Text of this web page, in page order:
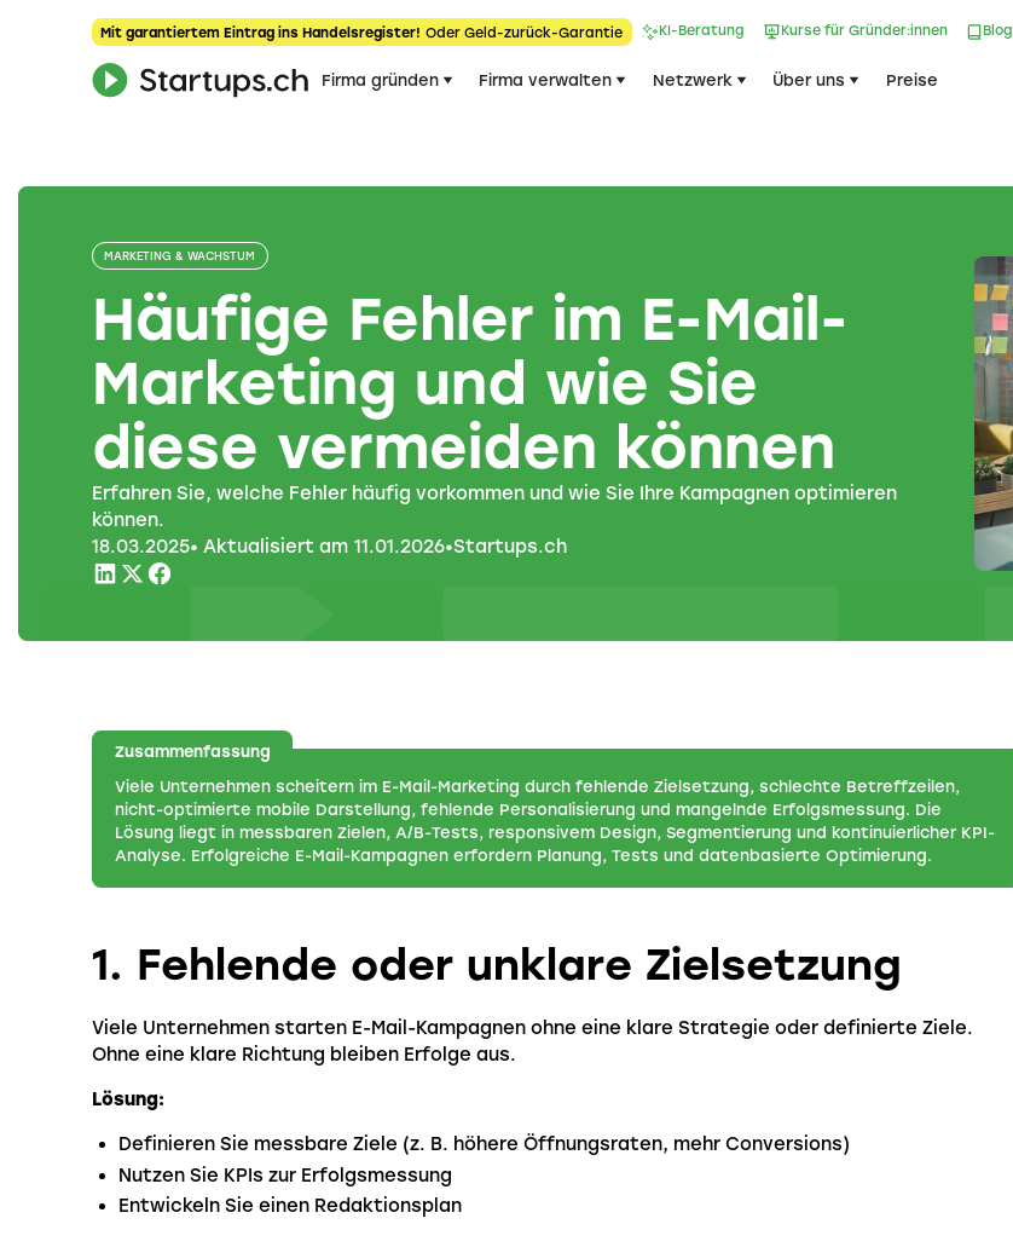
Mit garantiertem Eintrag ins Handelsregister! Oder Geld-zurück-Garantie​ KI-Beratung Kurse für Gründer:innen Blog
Firma gründen Firma verwalten Netzwerk Über uns Preise
MARKETING & WACHSTUM
Häufige Fehler im E-Mail-
Marketing und wie Sie
diese vermeiden können
Erfahren Sie, welche Fehler häufig vorkommen und wie Sie Ihre Kampagnen optimieren
können.
18.03.2025• Aktualisiert am 11.01.2026•Startups.ch
Zusammenfassung
Viele Unternehmen scheitern im E-Mail-Marketing durch fehlende Zielsetzung, schlechte Betreffzeilen,
nicht-optimierte mobile Darstellung, fehlende Personalisierung und mangelnde Erfolgsmessung. Die
Lösung liegt in messbaren Zielen, A/B-Tests, responsivem Design, Segmentierung und kontinuierlicher KPI-
Analyse. Erfolgreiche E-Mail-Kampagnen erfordern Planung, Tests und datenbasierte Optimierung.
1. Fehlende oder unklare Zielsetzung
Viele Unternehmen starten E-Mail-Kampagnen ohne eine klare Strategie oder definierte Ziele.
Ohne eine klare Richtung bleiben Erfolge aus.
Lösung:
Definieren Sie messbare Ziele (z. B. höhere Öffnungsraten, mehr Conversions)
Nutzen Sie KPIs zur Erfolgsmessung
Entwickeln Sie einen Redaktionsplan